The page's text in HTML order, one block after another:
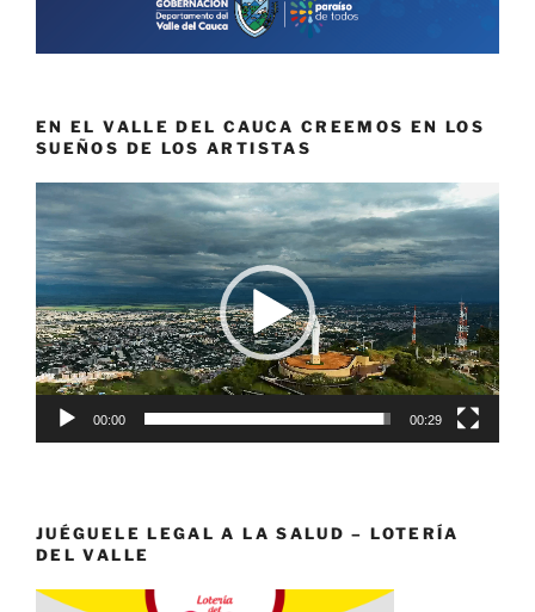
EN EL VALLE DEL CAUCA CREEMOS EN LOS
SUEÑOS DE LOS ARTISTAS
Reproductor
de
vídeo
00:00 00:29
JUÉGUELE LEGAL A LA SALUD – LOTERÍA
DEL VALLE